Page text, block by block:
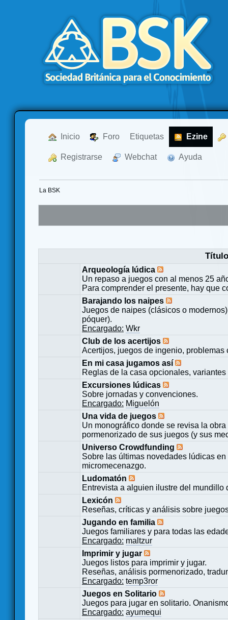
Inicio Foro Etiquetas Ezine
Registrarse Webchat Ayuda
La BSK
Título
Arqueología lúdica
Un repaso a juegos con al menos 25
Para comprender el presente, hay que
Barajando los naipes
Juegos de naipes (clásicos o
póquer).
Encargado: Wkr
Club de los acertijos
Acertijos, juegos de ingenio,
En mi casa jugamos así
Reglas de la casa opcionales,
Excursiones lúdicas
Sobre jornadas y convenciones.
Encargado: Miguelón
Una vida de juegos
Un monográfico donde se revisa la
pormenorizado de sus juegos (y sus
Universo Crowdfunding
Sobre las últimas novedades lúdicas
micromecenazgo.
Ludomatón
Entrevista a alguien ilustre del mundillo
Lexicón
Reseñas, críticas y análisis sobre
Jugando en familia
Juegos familiares y para todas las
Encargado: maltzur
Imprimir y jugar
Juegos listos para imprimir y jugar.
Reseñas, análisis pormenorizado,
Encargado: temp3ror
Juegos en Solitario
Juegos para jugar en solitario.
Encargado: ayumequi